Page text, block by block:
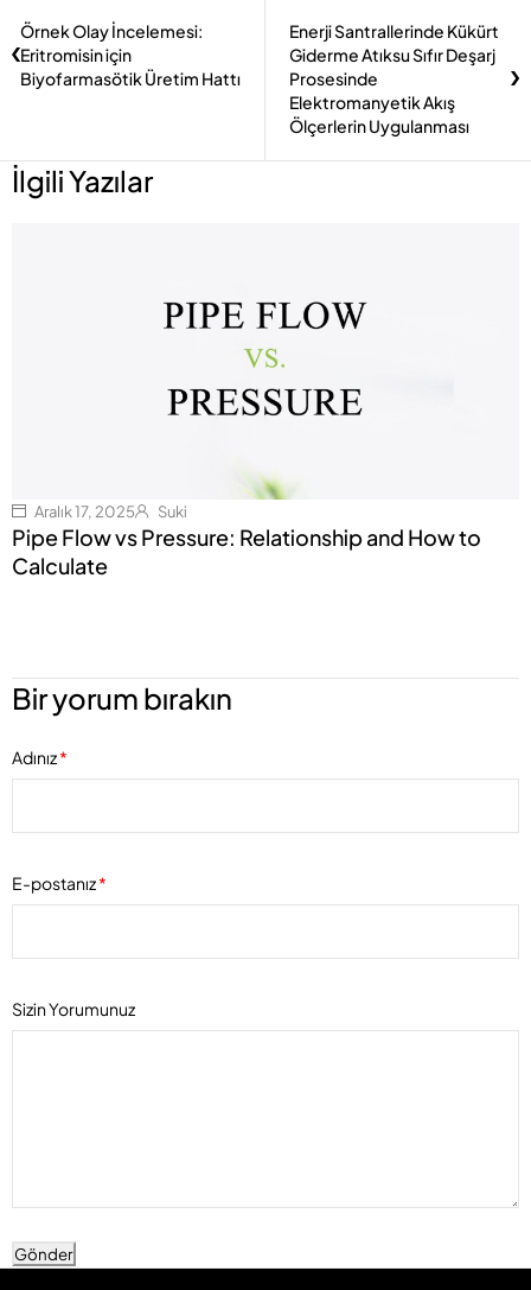
Örnek Olay İncelemesi:
Eritromisin için
Biyofarmasötik Üretim Hattı
Enerji Santrallerinde Kükürt
Giderme Atıksu Sıfır Deşarj
Prosesinde
Elektromanyetik Akış
Ölçerlerin Uygulanması
İlgili Yazılar
Aralık 17, 2025 Suki
Pipe Flow vs Pressure: Relationship and How to
Calculate
Bir yorum bırakın
Adınız*
E-postanız*
Sizin Yorumunuz
Gönder